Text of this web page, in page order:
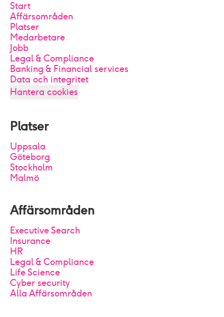
Start
Affärsområden
Platser
Medarbetare
Jobb
Legal & Compliance
Banking & Financial services
Data och integritet
Hantera cookies
Platser
Uppsala
Göteborg
Stockholm
Malmö
Affärsområden
Executive Search
Insurance
HR
Legal & Compliance
Life Science
Cyber security
Alla Affärsområden